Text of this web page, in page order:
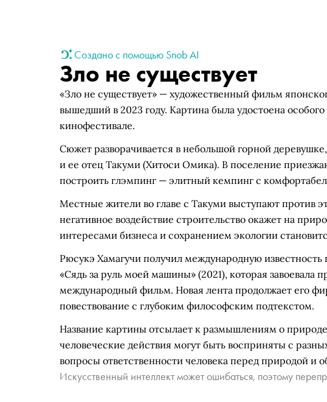
Создано с помощью Snob AI
Зло не существует
«Зло не существует» — художественный фильм
вышедший в 2023 году. Картина была удостоена
кинофестивале.
Сюжет разворачивается в небольшой горной
и ее отец Такуми (Хитоси Омика). В поселение
построить глэмпинг — элитный кемпинг с
Местные жители во главе с Такуми выступают против
негативное воздействие строительство окажет на
интересами бизнеса и сохранением экологии
Рюсукэ Хамагучи получил международную
«Сядь за руль моей машины» (2021), которая завоевала
международный фильм. Новая лента продолжает его
повествование с глубоким философским подтекстом.
Название картины отсылает к размышлениям о
человеческие действия могут быть восприняты с
вопросы ответственности человека перед природой и
Искусственный интеллект может ошибаться, поэтому